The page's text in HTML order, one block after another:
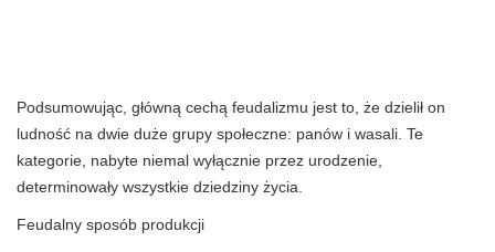
Podsumowując, główną cechą feudalizmu jest to, że dzielił on
ludność na dwie duże grupy społeczne: panów i wasali. Te
kategorie, nabyte niemal wyłącznie przez urodzenie,
determinowały wszystkie dziedziny życia.
Feudalny sposób produkcji